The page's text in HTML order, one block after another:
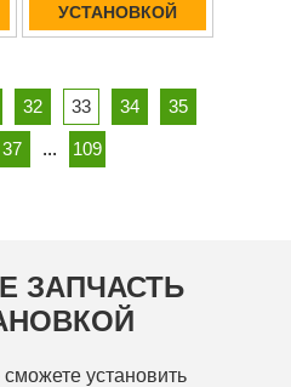
УСТАНОВКОЙ
32 33 34 35
37 ... 109
ЗАПЧАСТЬ
установить